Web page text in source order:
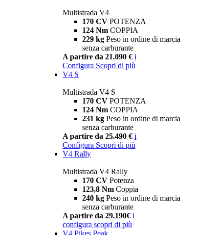
Multistrada V4
170 CV POTENZA
124 Nm COPPIA
229 kg Peso in ordine di marcia
senza carburante
A partire da 21.090 € i
Configura Scopri di più
V4 S
Multistrada V4 S
170 CV POTENZA
124 Nm COPPIA
231 kg Peso in ordine di marcia
senza carburante
A partire da 25.490 € i
Configura Scopri di più
V4 Rally
Multistrada V4 Rally
170 CV Potenza
123,8 Nm Coppia
240 kg Peso in ordine di marcia
senza carburante
A partire da 29.190€ i
configura scopri di più
V4 Pikes Peak